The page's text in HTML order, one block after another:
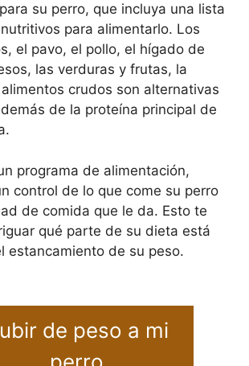
su perro, que incluya una lista
para alimentarlo. Los
el pavo, el pollo, el hígado de
las verduras y frutas, la
crudos son alternativas
de la proteína principal de
programa de alimentación,
control de lo que come su perro
de comida que le da. Esto te
qué parte de su dieta está
estancamiento de su peso.
de peso a mi